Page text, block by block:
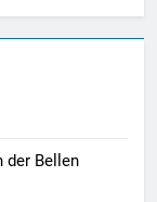
der Bellen